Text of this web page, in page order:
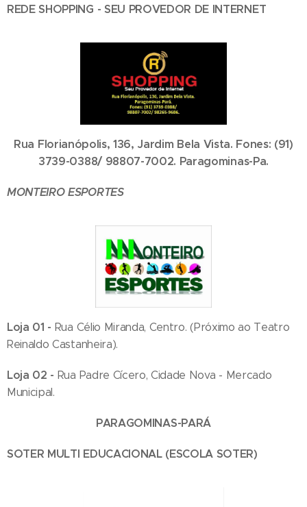
REDE SHOPPING - SEU PROVEDOR DE INTERNET
Rua Florianópolis, 136, Jardim Bela Vista. Fones: (91)
3739-0388/ 98807-7002. Paragominas-Pa.
MONTEIRO ESPORTES
Loja 01 - Rua Célio Miranda, Centro. (Próximo ao Teatro
Reinaldo Castanheira).
Loja 02 - Rua Padre Cícero, Cidade Nova - Mercado
Municipal.
PARAGOMINAS-PARÁ
SOTER MULTI EDUCACIONAL (ESCOLA SOTER)